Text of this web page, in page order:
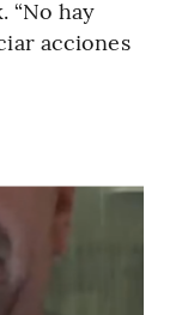
“No hay
acciones